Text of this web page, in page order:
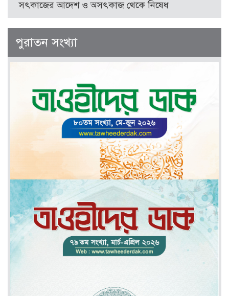
সৎকাজের আদেশ ও অসৎকাজ থেকে নিষেধ
পুরাতন সংখ্যা